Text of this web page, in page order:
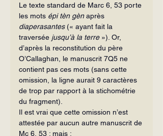
Le texte standard de Marc 6, 53 porte
les mots épi tèn gèn après
diaperasantes (« ayant fait la
traversée jusqu’à la terre »). Or,
d’après la reconstitution du père
O’Callaghan, le manuscrit 7Q5 ne
contient pas ces mots (sans cette
omission, la ligne aurait 9 caractères
de trop par rapport à la stichométrie
du fragment).
Il est vrai que cette omission n’est
attestée par aucun autre manuscrit de
Mc 6, 53 ; mais :